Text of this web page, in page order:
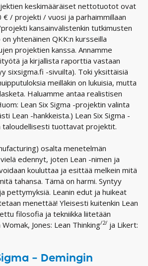
keskimääräiset nettotuotot ovat
€ / projekti / vuosi ja parhaimmillaan
kansainvälistenkin tutkimusten
yhtenäinen QKK:n kursseilla
projektien kanssa. Annamme
ja kirjallista raporttia vastaan
sixsigma.fi -sivuilta). Toki yksittäisiä
meilläkin on lukuisia, mutta
Haluamme antaa realistisen
Lean Six Sigma -projektin valinta
Lean -hankkeista.) Lean Six Sigma -
taloudellisesti tuottavat projektit.
osalta menetelmän
edennyt, joten Lean -nimen ja
kouluttaa ja esittää melkein mitä
tahansa. Tämä on harmi. Syntyy
pettymyksiä. Leanin edut ja huikeat
menettää! Yleisesti kuitenkin Lean
filosofia ja tekniikka liitetään
Jones: Lean Thinking/2/ ja Likert:
– Demingin